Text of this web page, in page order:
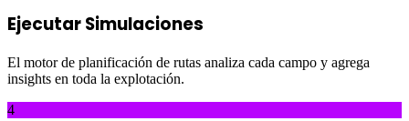
Ejecutar Simulaciones
El motor de planificación de rutas analiza cada campo y agrega
insights en toda la explotación.
4